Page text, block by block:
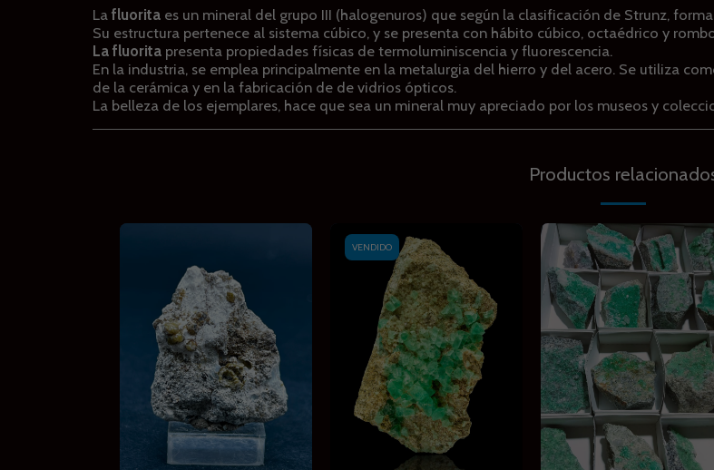
La fluorita es un mineral del grupo III (halogenuros) que según la clasificación de Strunz,
Su estructura pertenece al sistema cúbico, y se presenta con hábito cúbico, octaédrico y
La fluorita presenta propiedades físicas de termoluminiscencia y fluorescencia.
En la industria, se emplea principalmente en la metalurgia del hierro y del acero. Se utiliza
de la cerámica y en la fabricación de de vidrios ópticos.
La belleza de los ejemplares, hace que sea un mineral muy apreciado por los museos y
Productos
VENDIDO